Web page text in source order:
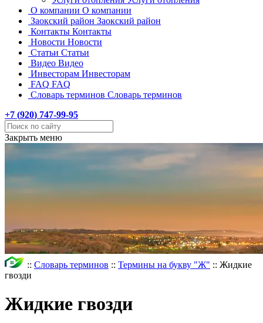
О компании О компании
Заокский район Заокский район
Контакты Контакты
Новости Новости
Статьи Статьи
Видео Видео
Инвесторам Инвесторам
FAQ FAQ
Словарь терминов Словарь терминов
+7 (920) 747-99-95
Закрыть меню
:: Словарь терминов :: Термины на букву "Ж" :: Жидкие
гвозди
Жидкие гвозди